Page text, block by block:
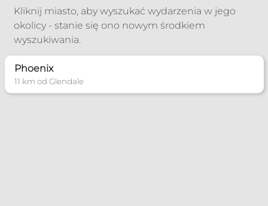
Kliknij miasto, aby wyszukać wydarzenia w jego
okolicy - stanie się ono nowym środkiem
wyszukiwania.
Phoenix
11 km od Glendale